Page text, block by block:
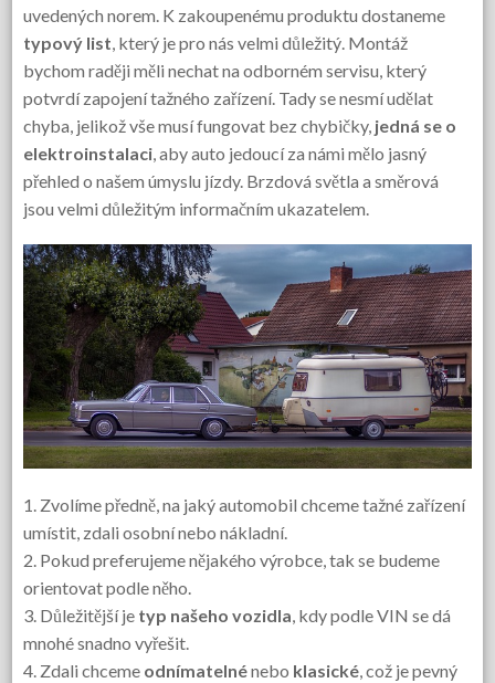
uvedených norem. K zakoupenému produktu dostaneme
typový list, který je pro nás velmi důležitý. Montáž
bychom raději měli nechat na odborném servisu, který
potvrdí zapojení tažného zařízení. Tady se nesmí udělat
chyba, jelikož vše musí fungovat bez chybičky, jedná se o
elektroinstalaci, aby auto jedoucí za námi mělo jasný
přehled o našem úmyslu jízdy. Brzdová světla a směrová
jsou velmi důležitým informačním ukazatelem.
1. Zvolíme předně, na jaký automobil chceme tažné zařízení
umístit, zdali osobní nebo nákladní.
2. Pokud preferujeme nějakého výrobce, tak se budeme
orientovat podle něho.
3. Důležitější je typ našeho vozidla, kdy podle VIN se dá
mnohé snadno vyřešit.
4. Zdali chceme odnímatelnénebo klasické, což je pevný